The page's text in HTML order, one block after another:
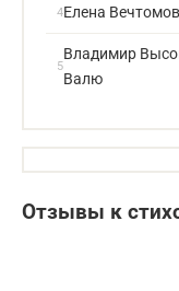
Елена
Владимир
Валю
Отзывы к